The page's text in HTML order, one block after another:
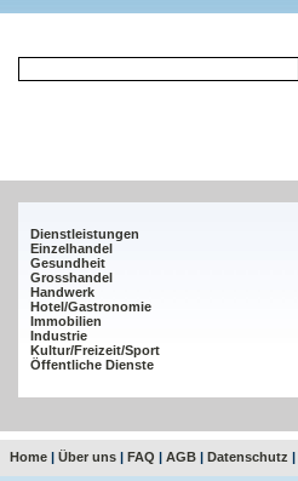
Dienstleistungen
Einzelhandel
Gesundheit
Grosshandel
Handwerk
Hotel/Gastronomie
Immobilien
Industrie
Kultur/Freizeit/Sport
Öffentliche Dienste
Home | Über uns | FAQ | AGB | Datenschutz |